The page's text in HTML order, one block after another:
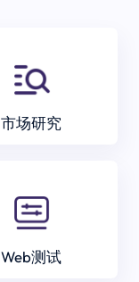
市场研究
Web测试